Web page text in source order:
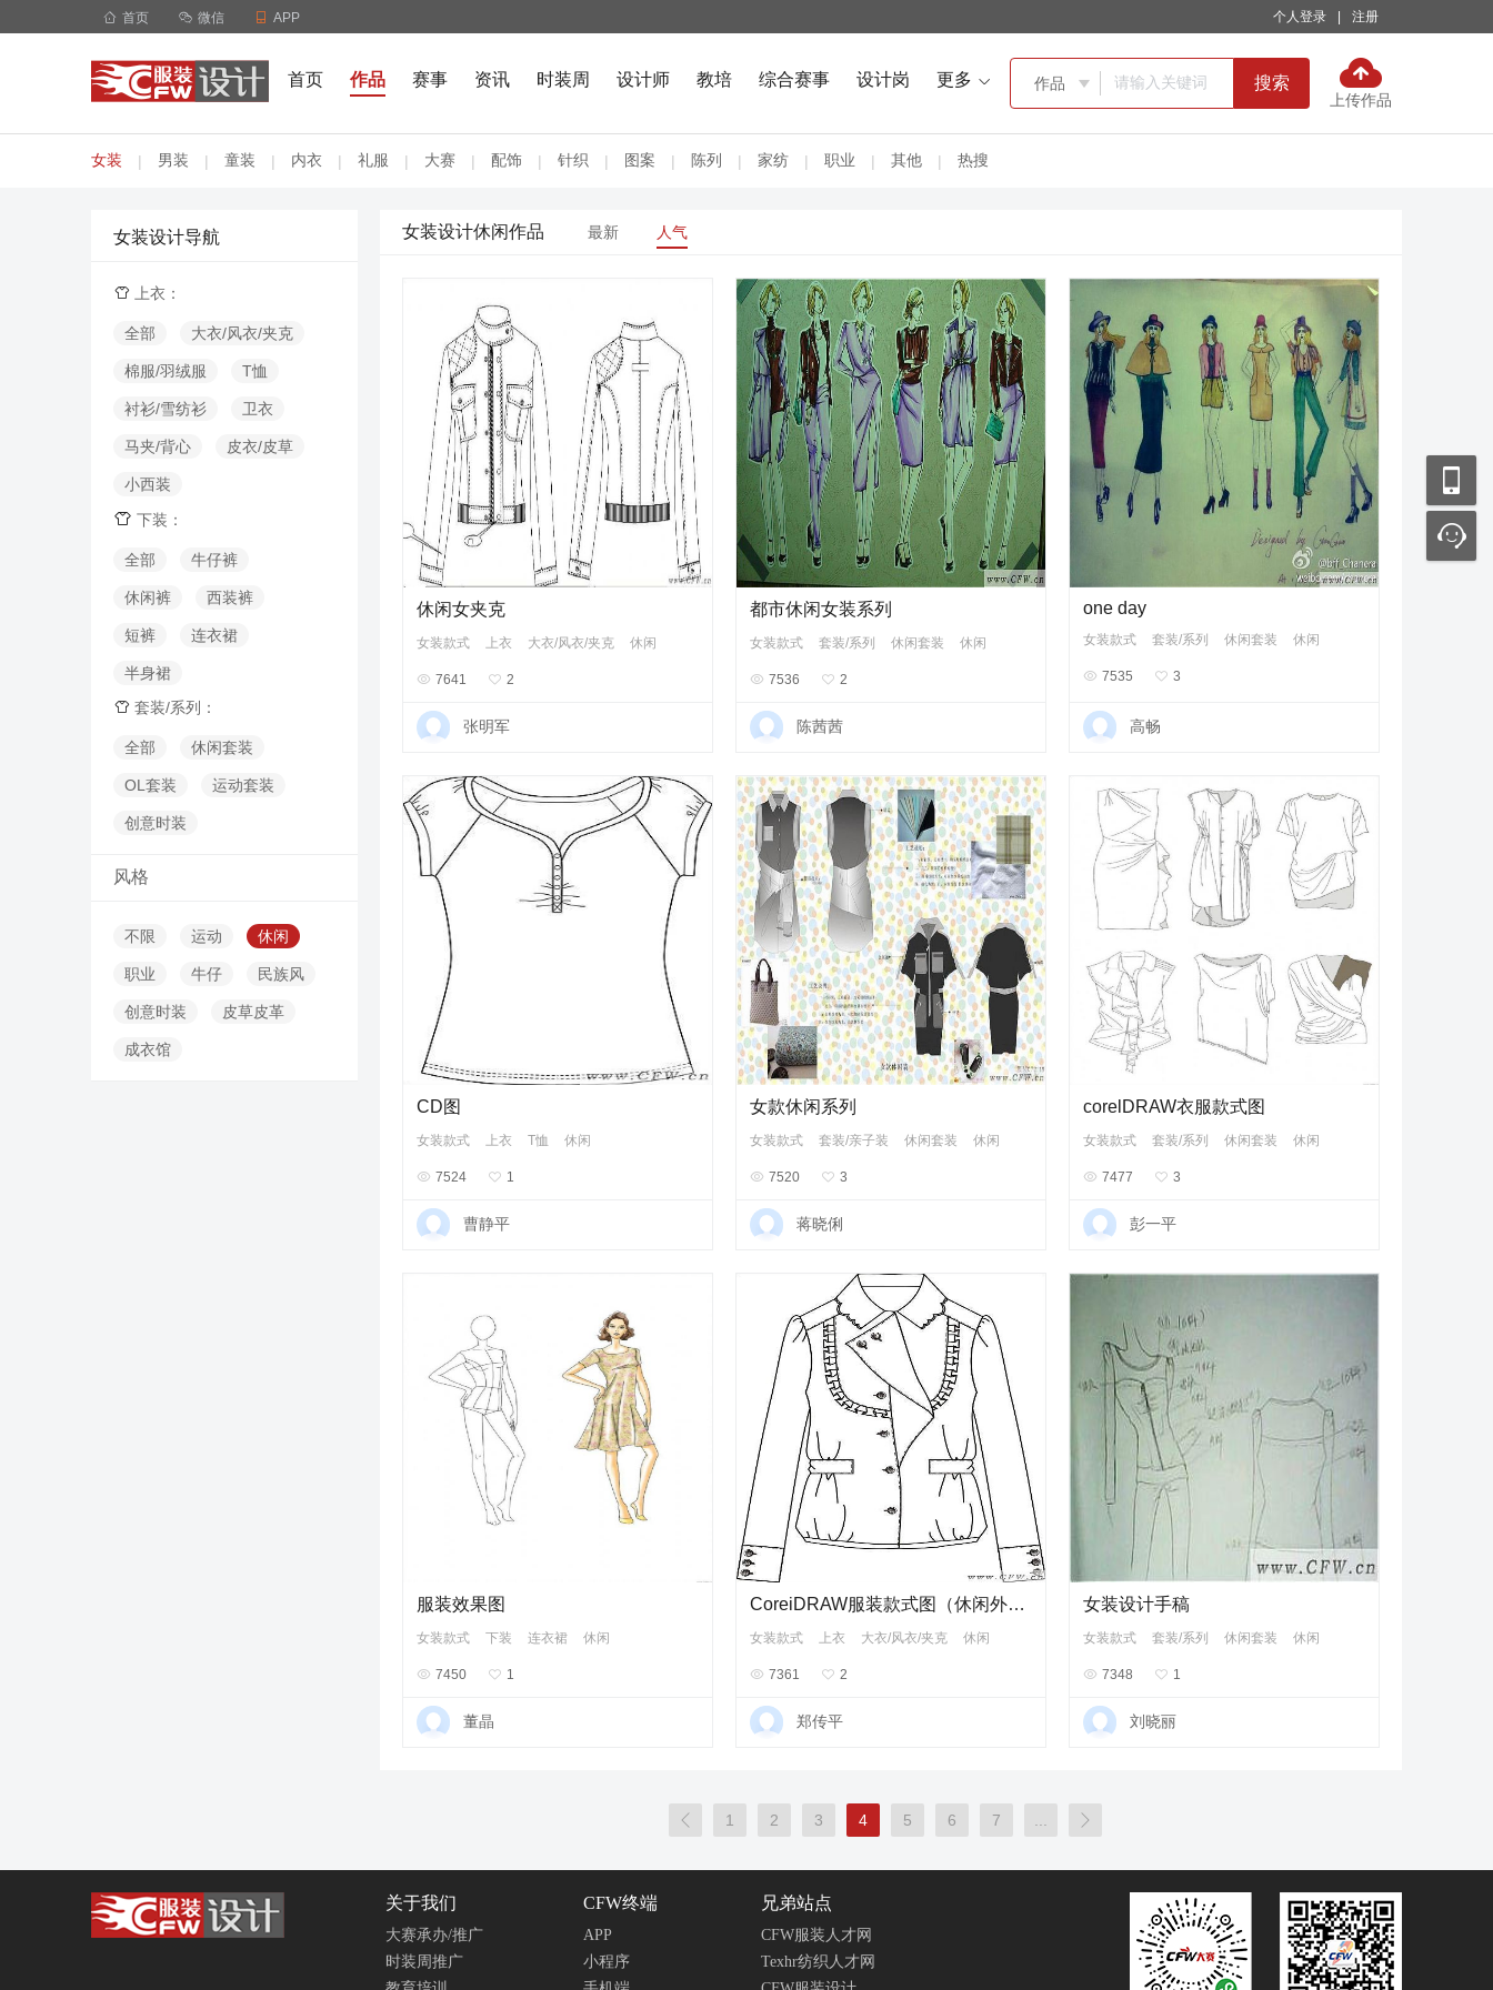
 首页  微信  APP 个人登录 注册
首页 作品 赛事 资讯 时装周 设计师 教培 综合赛事 设计岗 更多  作品  搜索
上传作品
女装 | 男装 | 童装 | 内衣 | 礼服 | 大赛 | 配饰 | 针织 | 图案 | 陈列 | 家纺 | 职业 | 其他 | 热搜
女装设计导航
 上衣：
全部 大衣/风衣/夹克
棉服/羽绒服 T恤
衬衫/雪纺衫 卫衣
马夹/背心 皮衣/皮草
小西装
 下装：
全部 牛仔裤
休闲裤 西装裤
短裤 连衣裙
半身裙
 套装/系列：
全部 休闲套装
OL套装 运动套装
创意时装
风格
不限 运动 休闲
职业 牛仔 民族风
创意时装 皮草皮革
成衣馆
女装设计休闲作品 最新 人气
休闲女夹克
女装款式 上衣 大衣/风衣/夹克 休闲
 7641  2
张明军
都市休闲女装系列
女装款式 套装/系列 休闲套装 休闲
 7536  2
陈茜茜
one day
女装款式 套装/系列 休闲套装 休闲
 7535  3
高畅
CD图
女装款式 上衣 T恤 休闲
 7524  1
曹静平
女款休闲系列
女装款式 套装/亲子装 休闲套装 休闲
 7520  3
蒋晓俐
corelDRAW衣服款式图
女装款式 套装/系列 休闲套装 休闲
 7477  3
彭一平
服装效果图
女装款式 下装 连衣裙 休闲
 7450  1
董晶
CoreiDRAW服装款式图（休闲外套）
女装款式 上衣 大衣/风衣/夹克 休闲
 7361  2
郑传平
女装设计手稿
女装款式 套装/系列 休闲套装 休闲
 7348  1
刘晓丽
 1 2 3 4 5 6 7 ... 
关于我们
大赛承办/推广
时装周推广
CFW终端
APP
小程序
兄弟站点
CFW服装人才网
Texhr纺织人才网